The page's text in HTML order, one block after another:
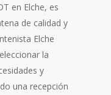
en Elche, es
de calidad y
Elche
la
y
una recepción